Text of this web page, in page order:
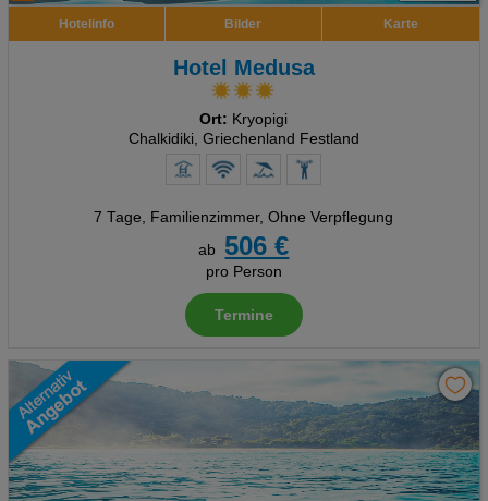
Hotelinfo Bilder Karte
Hotel Medusa
Ort: Kryopigi
Chalkidiki, Griechenland Festland
7 Tage, Familienzimmer, Ohne Verpflegung
ab
506 €
pro Person
Termine